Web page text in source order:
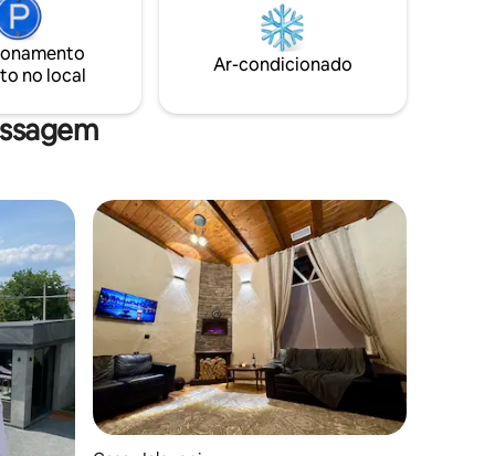
e
e
curta distância-restaurantes, bares,
centros de entretenimento, cassinos,
boutiques e lojas. Se você vier em seu
próprio carro - os serviços de
no local
Ar-condicionado